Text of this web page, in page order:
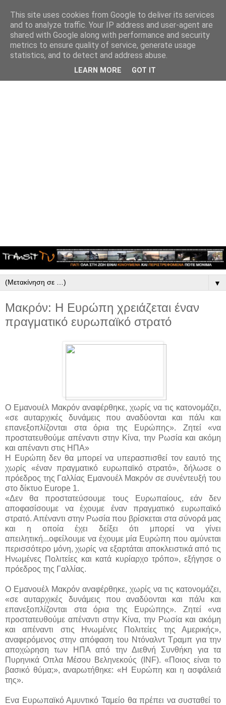
▼
Μακρόν: Η Ευρώπη χρειάζεται έναν
πραγματικό ευρωπαϊκό στρατό
Ο Εμανουέλ Μακρόν αναφέρθηκε, χωρίς να τις κατονομάζει,
«σε αυταρχικές δυνάμεις που αναδύονται και πάλι και
επανεξοπλίζονται στα όρια της Ευρώπης». Ζητεί «να
προστατευθούμε απέναντι στην Κίνα, την Ρωσία και ακόμη
και απέναντι στις ΗΠΑ»
Η Ευρώπη δεν θα μπορεί να υπερασπισθεί τον εαυτό της
χωρίς «έναν πραγματικό ευρωπαϊκό στρατό», δήλωσε ο
πρόεδρος της Γαλλίας Εμανουέλ Μακρόν σε συνέντευξή του
στο δίκτυο Europe 1.
«Δεν θα προστατεύσουμε τους Ευρωπαίους, εάν δεν
αποφασίσουμε να έχουμε έναν πραγματικό ευρωπαϊκό
στρατό. Απέναντι στην Ρωσία που βρίσκεται στα σύνορά μας
και η οποία έχει δείξει ότι μπορεί να γίνει
απειλητική...οφείλουμε να έχουμε μία Ευρώπη που αμύνεται
περισσότερο μόνη, χωρίς να εξαρτάται αποκλειστικά από τις
Ηνωμένες Πολιτείες και κατά κυρίαρχο τρόπο», εξήγησε ο
πρόεδρος της Γαλλίας.
Ο Εμανουέλ Μακρόν αναφέρθηκε, χωρίς να τις κατονομάζει,
«σε αυταρχικές δυνάμεις που αναδύονται και πάλι και
επανεξοπλίζονται στα όρια της Ευρώπης». Ζητεί «να
προστατευθούμε απέναντι στην Κίνα, την Ρωσία και ακόμη
και απέναντι στις Ηνωμένες Πολιτείες της Αμερικής»,
αναφερόμενος στην απόφαση του Ντόναλντ Τραμπ για την
αποχώρηση των ΗΠΑ από την Διεθνή Συνθήκη για τα
Πυρηνικά Οπλα Μέσου Βεληνεκούς (INF). «Ποιος είναι το
βασικό θύμα;», αναρωτήθηκε: «Η Ευρώπη και η ασφάλειά
της».
Ενα Ευρωπαϊκό Αμυντικό Ταμείο θα πρέπει να συσταθεί το
This site uses cookies from Google to deliver its services
and to analyze traffic. Your IP address and user-agent are
shared with Google along with performance and security
metrics to ensure quality of service, generate usage
statistics, and to detect and address abuse.
LEARN MORE GOT IT